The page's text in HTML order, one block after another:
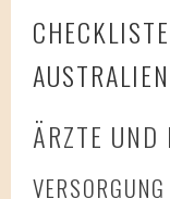
AUSTRALIEN
ÄRZTE UND
VERSORGUNG